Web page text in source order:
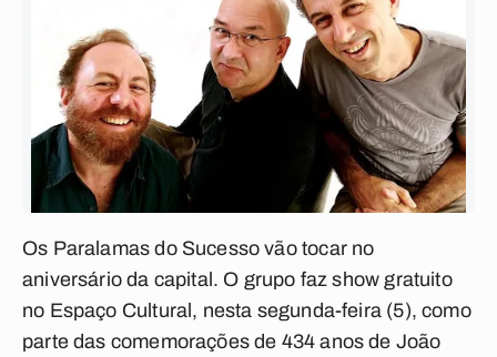
Os Paralamas do Sucesso vão tocar no
aniversário da capital. O grupo faz show gratuito
no Espaço Cultural, nesta segunda-feira (5), como
parte das comemorações de 434 anos de João